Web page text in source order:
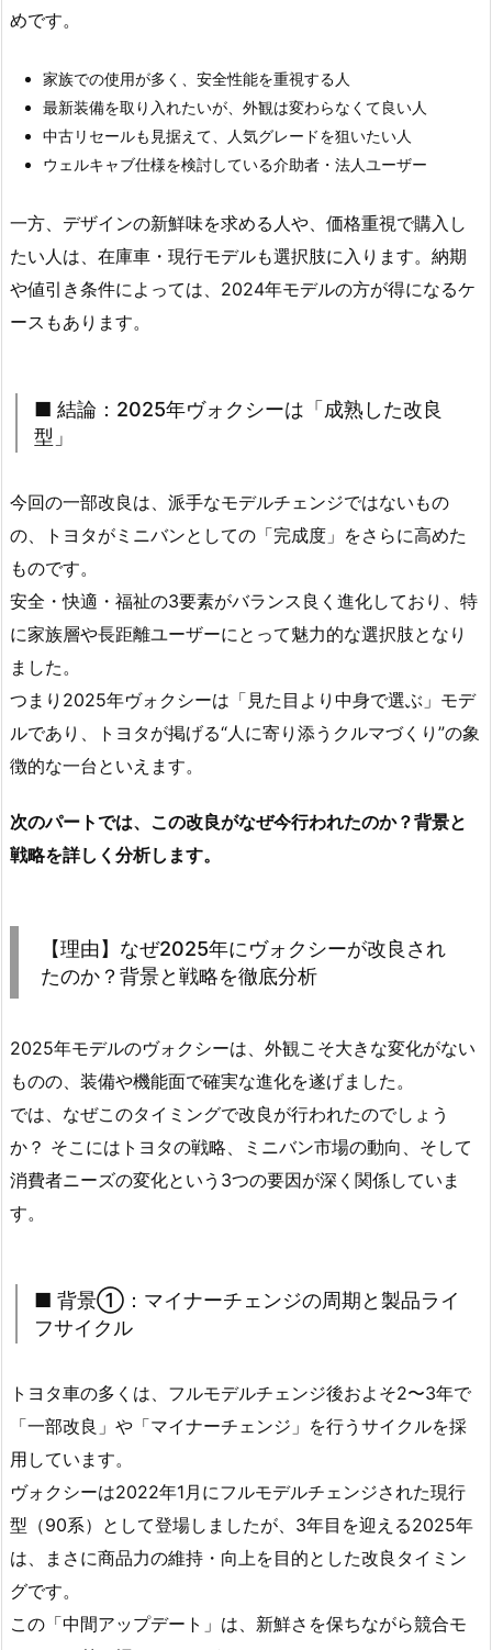
めです。
家族での使用が多く、安全性能を重視する人
最新装備を取り入れたいが、外観は変わらなくて良い人
中古リセールも見据えて、人気グレードを狙いたい人
ウェルキャブ仕様を検討している介助者・法人ユーザー
一方、デザインの新鮮味を求める人や、価格重視で購入し
たい人は、在庫車・現行モデルも選択肢に入ります。納期
や値引き条件によっては、2024年モデルの方が得になるケ
ースもあります。
■ 結論：2025年ヴォクシーは「成熟した改良
型」
今回の一部改良は、派手なモデルチェンジではないもの
の、トヨタがミニバンとしての「完成度」をさらに高めた
ものです。
安全・快適・福祉の3要素がバランス良く進化しており、特
に家族層や長距離ユーザーにとって魅力的な選択肢となり
ました。
つまり2025年ヴォクシーは「見た目より中身で選ぶ」モデ
ルであり、トヨタが掲げる“人に寄り添うクルマづくり”の象
徴的な一台といえます。
次のパートでは、この改良がなぜ今行われたのか？背景と
戦略を詳しく分析します。
【理由】なぜ2025年にヴォクシーが改良され
たのか？背景と戦略を徹底分析
2025年モデルのヴォクシーは、外観こそ大きな変化がない
ものの、装備や機能面で確実な進化を遂げました。
では、なぜこのタイミングで改良が行われたのでしょう
か？ そこにはトヨタの戦略、ミニバン市場の動向、そして
消費者ニーズの変化という3つの要因が深く関係していま
す。
■ 背景①：マイナーチェンジの周期と製品ライ
フサイクル
トヨタ車の多くは、フルモデルチェンジ後およそ2〜3年で
「一部改良」や「マイナーチェンジ」を行うサイクルを採
用しています。
ヴォクシーは2022年1月にフルモデルチェンジされた現行
型（90系）として登場しましたが、3年目を迎える2025年
は、まさに商品力の維持・向上を目的とした改良タイミン
グです。
この「中間アップデート」は、新鮮さを保ちながら競合モ